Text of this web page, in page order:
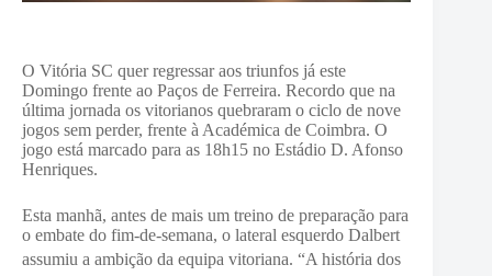
O Vitória SC quer regressar aos triunfos já este
Domingo frente ao Paços de Ferreira. Recordo que na
última jornada os vitorianos quebraram o ciclo de nove
jogos sem perder, frente à Académica de Coimbra. O
jogo está marcado para as 18h15 no Estádio D. Afonso
Henriques.
Esta manhã, antes de mais um treino de preparação para
o embate do fim-de-semana, o lateral esquerdo Dalbert
assumiu a ambição da equipa vitoriana. “A história dos